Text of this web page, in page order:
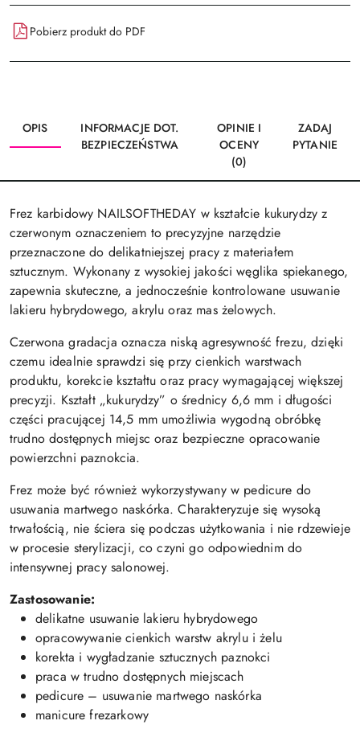
Pobierz produkt do PDF
OPIS
INFORMACJE DOT.
BEZPIECZEŃSTWA
OPINIE I
OCENY
(0)
ZADAJ
PYTANIE
Frez karbidowy NAILSOFTHEDAY w kształcie kukurydzy z
czerwonym oznaczeniem to precyzyjne narzędzie
przeznaczone do delikatniejszej pracy z materiałem
sztucznym. Wykonany z wysokiej jakości węglika spiekanego,
zapewnia skuteczne, a jednocześnie kontrolowane usuwanie
lakieru hybrydowego, akrylu oraz mas żelowych.
Czerwona gradacja oznacza niską agresywność frezu, dzięki
czemu idealnie sprawdzi się przy cienkich warstwach
produktu, korekcie kształtu oraz pracy wymagającej większej
precyzji. Kształt „kukurydzy” o średnicy 6,6 mm i długości
części pracującej 14,5 mm umożliwia wygodną obróbkę
trudno dostępnych miejsc oraz bezpieczne opracowanie
powierzchni paznokcia.
Frez może być również wykorzystywany w pedicure do
usuwania martwego naskórka. Charakteryzuje się wysoką
trwałością, nie ściera się podczas użytkowania i nie rdzewieje
w procesie sterylizacji, co czyni go odpowiednim do
intensywnej pracy salonowej.
Zastosowanie:
delikatne usuwanie lakieru hybrydowego
opracowywanie cienkich warstw akrylu i żelu
korekta i wygładzanie sztucznych paznokci
praca w trudno dostępnych miejscach
pedicure – usuwanie martwego naskórka
manicure frezarkowy